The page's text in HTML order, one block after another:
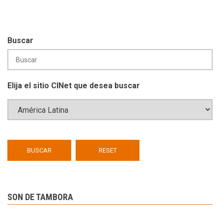
Buscar
Elija el sitio CINet que desea buscar
SON DE TAMBORA